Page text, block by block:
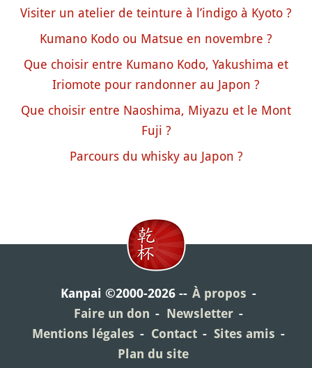
Visiter un atelier de teinture à l’indigo à Kyoto ?
Kumano Kodo ou Matsue en novembre ?
Que choisir entre Kumano Kodo, Yakushima et
Iriomote pour randonner au Japon ?
Que choisir entre Naoshima, Miyazu et le Mont
Fuji ?
Parcours du whisky au Japon ?
Kanpai ©2000-2026
À propos
Faire un don
Newsletter
Mentions légales
Contact
Sites amis
Plan du site